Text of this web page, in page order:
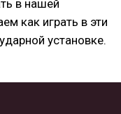
в нашей
как играть в эти
установке.